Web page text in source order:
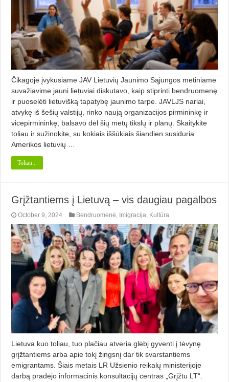
Čikagoje įvykusiame JAV Lietuvių Jaunimo Sąjungos metiniame
suvažiavime jauni lietuviai diskutavo, kaip stiprinti bendruomenę
ir puoselėti lietuvišką tapatybę jaunimo tarpe. JAVLJS nariai,
atvykę iš šešių valstijų, rinko naują organizacijos pirmininkę ir
vicepirmininkę, balsavo dėl šių metų tikslų ir planų. Skaitykite
toliau ir sužinokite, su kokiais iššūkiais šiandien susiduria
Amerikos lietuvių …
Toliau...
Grįžtantiems į Lietuvą – vis daugiau pagalbos
October 9, 2024 Bendruomenė Imigracija Kultūra
Lietuva kuo toliau, tuo plačiau atveria glėbį gyventi į tėvynę
grįžtantiems arba apie tokį žingsnį dar tik svarstantiems
emigrantams. Šiais metais LR Užsienio reikalų ministerijoje
darbą pradėjo informacinis konsultacijų centras „Grįžtu LT“.